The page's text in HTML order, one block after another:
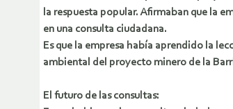
la respuesta popular. Afirmaban que la
en una consulta ciudadana.
Es que la empresa había aprendido la
ambiental del proyecto minero de la
El futuro de las consultas: